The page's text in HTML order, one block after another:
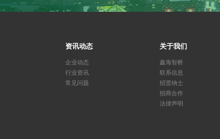
资讯动态
企业动态
行业资讯
常见问题
关于我们
鑫海智桥
联系信息
招贤纳士
招商合作
法律声明